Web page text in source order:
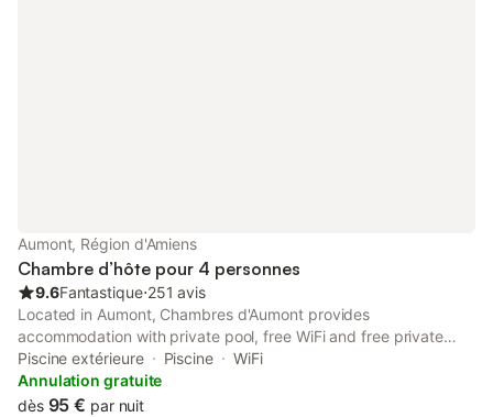
Aumont, Région d'Amiens
Chambre d’hôte pour 4 personnes
9.6Fantastique⋅251 avis
Located in Aumont, Chambres d'Aumont provides
accommodation with private pool, free WiFi and free private
parking for guests who drive. 38 km from Zénith d'Amiens and
41 km from Amiens Train Station, the property features free
bikes and a garden.
Piscine extérieure Piscine
WiFi
Annulation gratuite
dès 95 € par nuit